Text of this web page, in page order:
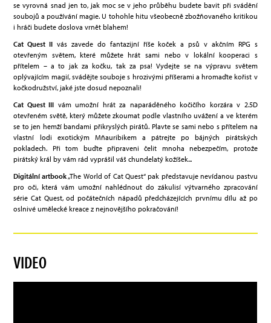
se vyrovná snad jen to, jak moc se v jeho průběhu budete bavit při svádění
soubojů a používání magie. U tohohle hitu všeobecně zbožňovaného kritikou
i hráči budete doslova vrnět blahem!
Cat Quest II vás zavede do fantazijní říše koček a psů v akčním RPG s
otevřeným světem, které můžete hrát sami nebo v lokální kooperaci s
přítelem – a to jak za kočku, tak za psa! Vydejte se na výpravu světem
oplývajícím magií, svádějte souboje s hrozivými příšerami a hromaďte kořist v
kočkodružství, jaké jste dosud nepoznali!
Cat Quest III vám umožní hrát za naparáděného kočičího korzára v 2.5D
otevřeném světě, který můžete zkoumat podle vlastního uvážení a ve kterém
se to jen hemží bandami přikryslých pirátů. Plavte se sami nebo s přítelem na
vlastní lodi exotickým Mňauribikem a pátrejte po bájných pirátských
pokladech. Při tom buďte připraveni čelit mnoha nebezpečím, protože
pirátský král by vám rád vyprášil váš chundelatý kožíšek...
Digitální artbook„The World of Cat Quest“ pak představuje nevídanou pastvu
pro oči, která vám umožní nahlédnout do zákulisí výtvarného zpracování
série Cat Quest, od počátečních nápadů předcházejících prvnímu dílu až po
oslnivé umělecké kreace z nejnovějšího pokračování!
VIDEO